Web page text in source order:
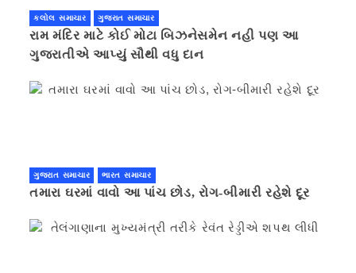
કલોલ સમાચાર ગુજરાત સમાચાર
રામ મંદિર માટે કોઈ મોટા બિઝનેસમેન નહી પણ આ
ગુજરાતીએ આપ્યું સૌથી વધુ દાન
ગુજરાત સમાચાર ભારત સમાચાર
તમારા ઘરમાં વાવો આ પાંચ છોડ, રોગ-બીમારી રહેશે દૂર